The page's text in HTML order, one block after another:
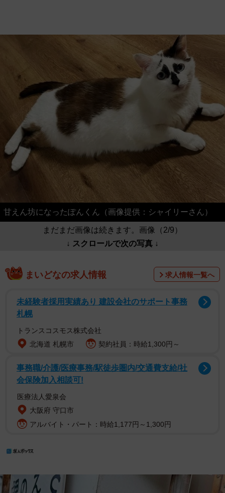
甘えん坊になったぽんくん（画像提供：シャイリーさん）
まだまだ画像は続きます。画像（2/9）
↓ スクロールで次の写真 ↓
まいどなの求人情報 求人情報一覧へ
未経験者採用実績あり 建設会社のサポート事務
札幌
トランスコスモス株式会社
北海道 札幌市
契約社員：時給1,300円～
事務職/介護/医療事務/駅徒歩圏内/交通費支給/社
会保険加入相談可!
医療法人愛泉会
大阪府 守口市
アルバイト・パート：時給1,177円～1,300円